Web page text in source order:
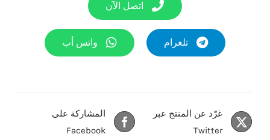
اتصل الآن
تلغرام واتس أب
المشاركة على
Facebook
غرّد عن المنتج عبر
Twitter